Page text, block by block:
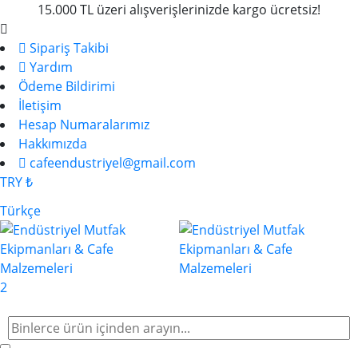
15.000 TL üzeri alışverişlerinizde kargo ücretsiz!
Sipariş Takibi
Yardım
Ödeme Bildirimi
İletişim
Hesap Numaralarımız
Hakkımızda
cafeendustriyel@gmail.com
TRY ₺
Türkçe
2